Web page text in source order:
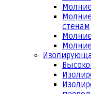
стенам